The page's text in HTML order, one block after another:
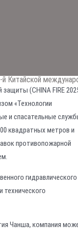
Китайской
(CHINA FIRE
«Технологии
и спасательные
квадратных метров и
противопожарной
гидравлического
технического
Чанша, компания